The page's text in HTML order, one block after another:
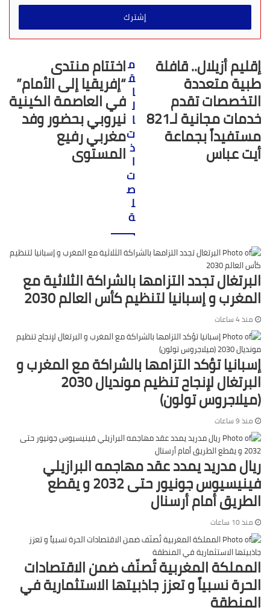
خ
ب
ر
د
ك
ا
ل
إ
ل
ك
ت
إقليم أزيلال.. قافلة
طبية متعددة
التخصصات تقدم
خدمات مجانية لـ821
مستفيداً بجماعة
أيت عباس
اختتام منتدى
“إفريقيا إلى الأمام”
في العاصمة الكينية
نيروبي بحضور وفد
مغربي رفيع
المستوى
م
ق
ا
ل
ا
ت
ذ
ا
ت
ص
ل
ة
البرتغال تجدد التزامها بالشراكة الثلاثية مع
المغرب و إسبانيا لتنظيم كأس العالم 2030
منذ 4 ساعات
إسبانيا تؤكد التزامها بالشراكة مع المغرب و
البرتغال لإنجاح تنظيم مونديال 2030
(ميلاجروس تولون)
منذ 9 ساعات
ريال مدريد يمدد عقد مهاجمه البرازيلي
فينيسيوس جونيور حتى 2032 و يقطع
الطريق أمام أرسنال
منذ 10 ساعات
المملكة المغربية تُصنّف ضمن الاقتصادات
الحرة نسبياً و تعزز جاذبيتها الاستثمارية في
المنطقة